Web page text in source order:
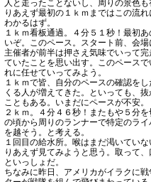
人と走ったことないし、周りの景色
りあえず最初の１ｋｍまではこの流
わかるはず。
１ｋｍ看板通過。４分５１秒！最初
いぞ。このペース。スタート前、会
主催者が前半は押さえ気味でいって
ていたことを思い出す。このペース
れに任せていってみよう。
１ｋｍで皆、自分のペースの確認を
くる人が増えてきた。といっても、
こともある。いまだにペースが不安。
２ｋｍ。４分４６秒！またもや５分
の頃から周りのランナーで特定のラ
を越そう。と考える。
１回目の給水所。喉はまだ渇いてい
りあえず見てみようと思う。取って
といっしょだ。
ちなみに昨日、アメリカがイラクに